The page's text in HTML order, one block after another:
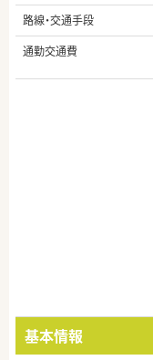
路線・交通手段
通勤交通費
基本情報